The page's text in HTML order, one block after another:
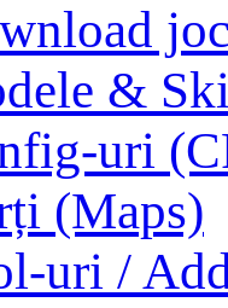
&
uri
(Maps)
uri /